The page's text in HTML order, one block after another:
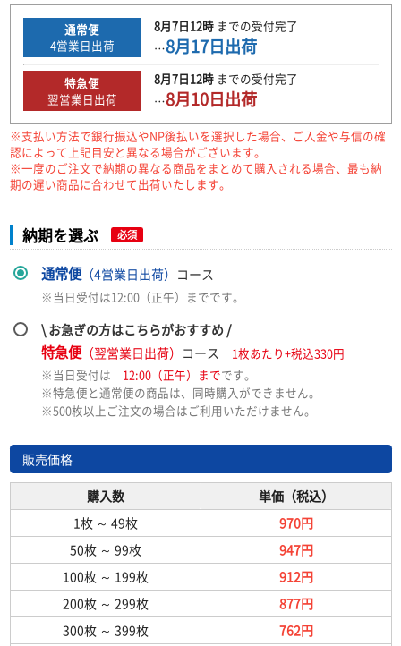
通常便
4営業日出荷
8月7日12時までの受付完了
…8月17日出荷
特急便
翌営業日出荷
8月7日12時までの受付完了
…8月10日出荷
※支払い方法で銀行振込やNP後払いを選択した場合、ご入金や与信の確
認によって上記目安と異なる場合がございます。
※一度のご注文で納期の異なる商品をまとめて購入される場合、最も納
期の遅い商品に合わせて出荷いたします。
納期を選ぶ 必須
通常便（4営業日出荷） コース
※当日受付は12:00（正午）までです。
\ お急ぎの方はこちらがおすすめ /
特急便（翌営業日出荷） コース
1枚あたり+税込330円
※当日受付は 12:00（正午）までです。
※特急便と通常便の商品は、同時購入ができません。
※500枚以上ご注文の場合はご利用いただけません。
販売価格
購入数
単価（税込）
1枚 ～ 49枚
970円
50枚 ～ 99枚
947円
100枚 ～ 199枚
912円
200枚 ～ 299枚
877円
300枚 ～ 399枚
762円